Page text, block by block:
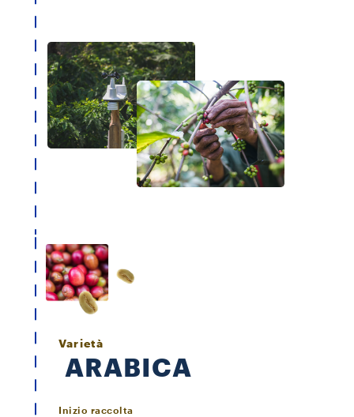
Varietà
ARABICA
Inizio raccolta